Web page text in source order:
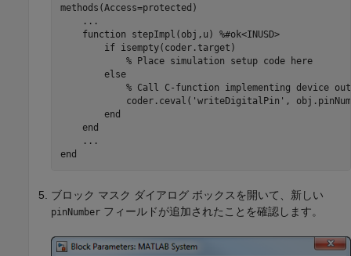
methods (Access=protected)
...
function stepImpl(obj,u) %#ok<INUSD>
if isempty(coder.target)
% Place simulation setup code here
else
% Call C-function implementing device
            coder.ceval(
'writeDigitalPin' ,
end
end
...
end
ブロック マスク ダイアログ ボックスを開いて、新しい
pinNumber フィールドが追加されたことを確認します。